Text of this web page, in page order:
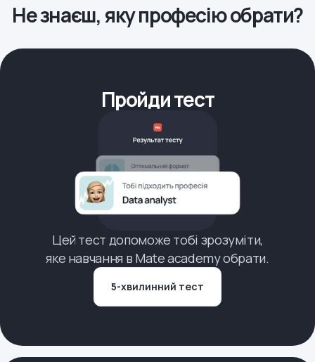
Не знаєш, яку професію обрати?
Пройди тест
Цей тест допоможе тобі зрозуміти,
яке навчання в Mate academy обрати.
5-хвилинний тест